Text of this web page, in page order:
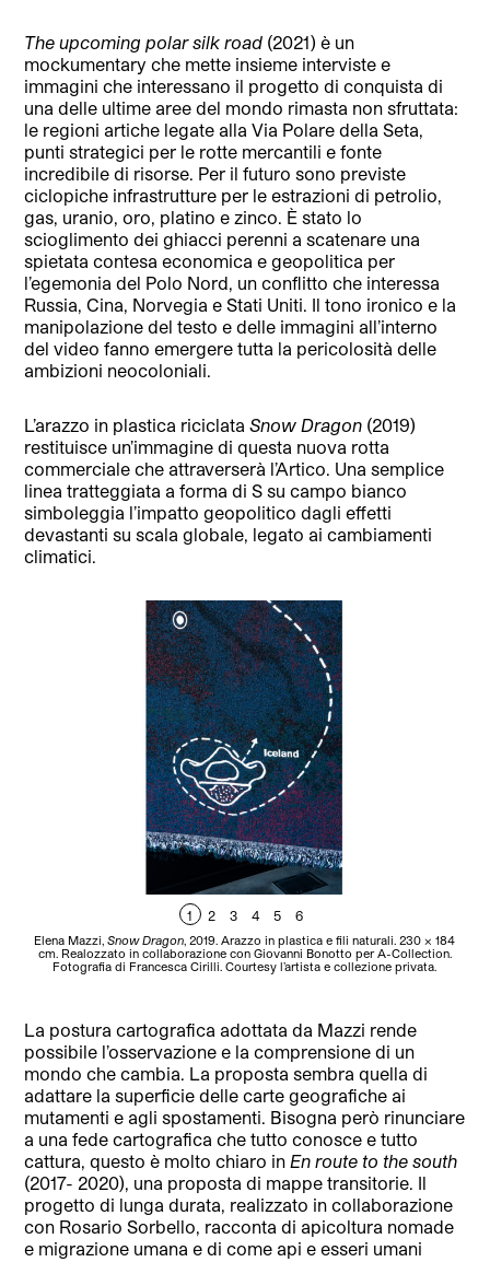
The upcoming polar silk road (2021) è un
mockumentary che mette insieme interviste e
immagini che interessano il progetto di conquista di
una delle ultime aree del mondo rimasta non sfruttata:
le regioni artiche legate alla Via Polare della Seta,
punti strategici per le rotte mercantili e fonte
incredibile di risorse. Per il futuro sono previste
ciclopiche infrastrutture per le estrazioni di petrolio,
gas, uranio, oro, platino e zinco. È stato lo
scioglimento dei ghiacci perenni a scatenare una
spietata contesa economica e geopolitica per
l’egemonia del Polo Nord, un conflitto che interessa
Russia, Cina, Norvegia e Stati Uniti. Il tono ironico e la
manipolazione del testo e delle immagini all’interno
del video fanno emergere tutta la pericolosità delle
ambizioni neocoloniali.
L’arazzo in plastica riciclataSnow Dragon (2019)
restituisce un’immagine di questa nuova rotta
commerciale che attraverserà l’Artico. Una semplice
linea tratteggiata a forma di S su campo bianco
simboleggia l’impatto geopolitico dagli effetti
devastanti su scala globale, legato ai cambiamenti
climatici.
1 2 3 4 5 6
Elena Mazzi,Snow Dragon, 2019. Arazzo in plastica e fili naturali. 230 x 184
cm. Realozzato in collaborazione con Giovanni Bonotto per A-Collection.
Fotografia di Francesca Cirilli. Courtesy l’artista e collezione privata.
La postura cartografica adottata da Mazzi rende
possibile l’osservazione e la comprensione di un
mondo che cambia. La proposta sembra quella di
adattare la superficie delle carte geografiche ai
mutamenti e agli spostamenti. Bisogna però rinunciare
a una fede cartografica che tutto conosce e tutto
cattura, questo è molto chiaro in En route to the south
(2017- 2020), una proposta di mappe transitorie. Il
progetto di lunga durata, realizzato in collaborazione
con Rosario Sorbello, racconta di apicoltura nomade
e migrazione umana e di come api e esseri umani